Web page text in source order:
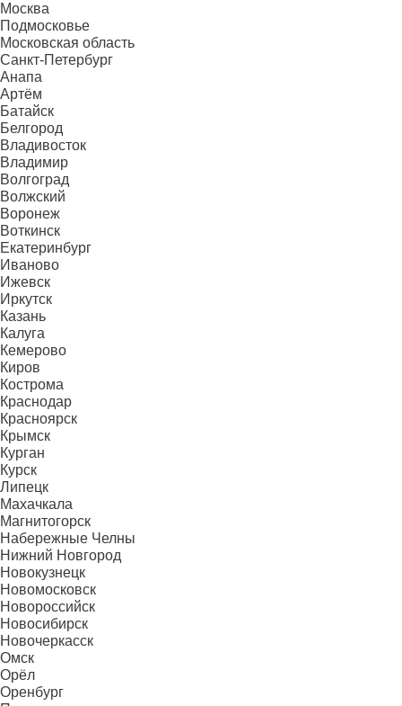
Москва
Подмосковье
Московская область
Санкт-Петербург
Анапа
Артём
Батайск
Белгород
Владивосток
Владимир
Волгоград
Волжский
Воронеж
Воткинск
Екатеринбург
Иваново
Ижевск
Иркутск
Казань
Калуга
Кемерово
Киров
Кострома
Краснодар
Красноярск
Крымск
Курган
Курск
Липецк
Махачкала
Магнитогорск
Набережные Челны
Нижний Новгород
Новокузнецк
Новомосковск
Новороссийск
Новосибирск
Новочеркасск
Омск
Орёл
Оренбург